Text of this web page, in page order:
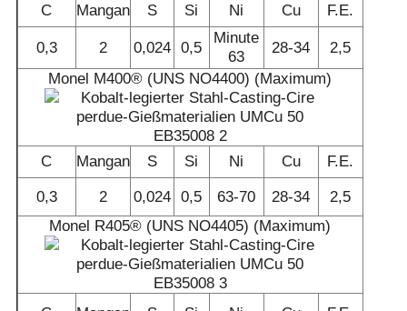
C Mangan S Si Ni Cu F.E.
0,3 2 0,024 0,5
Minute
63
28-34
2,5
Monel M400® (UNS NO4400) (Maximum)
C Mangan S Si Ni Cu
F.E.
0,3
2 0,024 0,5 63-70 28-34
2,5
Monel R405® (UNS NO4405) (Maximum)